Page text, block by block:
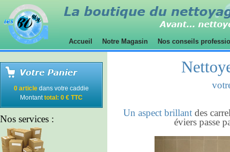
Accueil Notre Magasin Nos conseils
0 article dans votre caddie
Montanttotal: 0 € TTC
Nos services :
Un aspect brillant des
éviers passe